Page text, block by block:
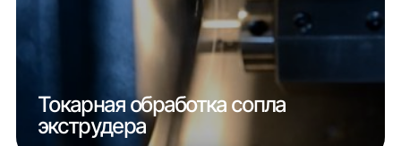
Токарная обработка сопла
экструдера